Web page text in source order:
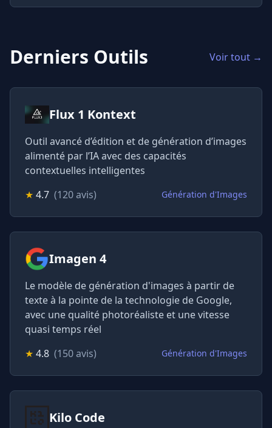
Derniers Outils Voir tout →
Flux 1 Kontext
Outil avancé d’édition et de génération d’images
alimenté par l’IA avec des capacités
contextuelles intelligentes
★ 4.7 (120 avis) Génération d'Images
Imagen 4
Le modèle de génération d'images à partir de
texte à la pointe de la technologie de Google,
avec une qualité photoréaliste et une vitesse
quasi temps réel
★ 4.8 (150 avis) Génération d'Images
Kilo Code